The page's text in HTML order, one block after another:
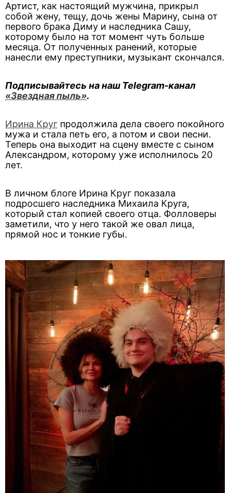
Артист, как настоящий мужчина, прикрыл
собой жену, тещу, дочь жены Марину, сына от
первого брака Диму и наследника Сашу,
которому было на тот момент чуть больше
месяца. От полученных ранений, которые
нанесли ему преступники, музыкант скончался.
Подписывайтесь на наш Telegram-канал
«Звездная пыль».
Ирина Круг продолжила дела своего покойного
мужа и стала петь его, а потом и свои песни.
Теперь она выходит на сцену вместе с сыном
Александром, которому уже исполнилось 20
лет.
В личном блоге Ирина Круг показала
подросшего наследника Михаила Круга,
который стал копией своего отца. Фолловеры
заметили, что у него такой же овал лица,
прямой нос и тонкие губы.